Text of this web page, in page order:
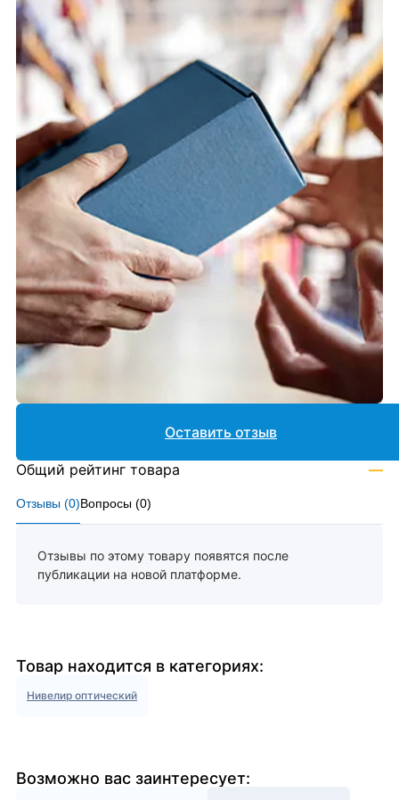
Отзывы (0)Вопросы (0)
Отзывы по этому товару появятся после
публикации на новой платформе.
Оставить отзыв
Общий рейтинг товара —
Товар находится в категориях:
Нивелир оптический
Возможно вас заинтересует: